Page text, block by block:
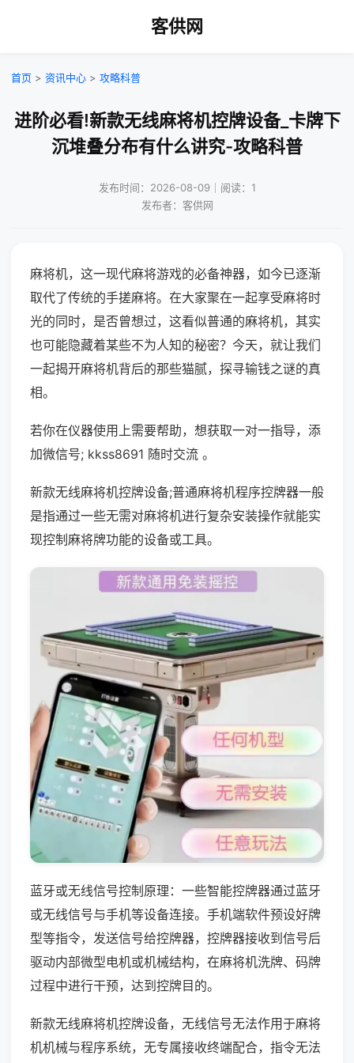
客供网
首页 > 资讯中心 > 攻略科普
进阶必看!新款无线麻将机控牌设备_卡牌下
沉堆叠分布有什么讲究-攻略科普
发布时间：2026-08-09｜阅读：1
发布者：客供网
麻将机，这一现代麻将游戏的必备神器，如今已逐渐
取代了传统的手搓麻将。在大家聚在一起享受麻将时
光的同时，是否曾想过，这看似普通的麻将机，其实
也可能隐藏着某些不为人知的秘密？今天，就让我们
一起揭开麻将机背后的那些猫腻，探寻输钱之谜的真
相。
若你在仪器使用上需要帮助，想获取一对一指导，添
加微信号; kkss8691 随时交流 。
新款无线麻将机控牌设备;普通麻将机程序控牌器一般
是指通过一些无需对麻将机进行复杂安装操作就能实
现控制麻将牌功能的设备或工具。
蓝牙或无线信号控制原理：一些智能控牌器通过蓝牙
或无线信号与手机等设备连接。手机端软件预设好牌
型等指令，发送信号给控牌器，控牌器接收到信号后
驱动内部微型电机或机械结构，在麻将机洗牌、码牌
过程中进行干预，达到控牌目的。
新款无线麻将机控牌设备，无线信号无法作用于麻将
机机械与程序系统，无专属接收终端配合，指令无法